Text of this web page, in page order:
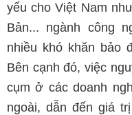
yếu cho Việt Nam
Bản... ngành công
nhiều khó khăn bảo
Bên cạnh đó, việc
cụm ở các doanh
ngoài, dẫn đến giá